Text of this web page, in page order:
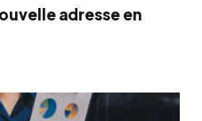
adresse en